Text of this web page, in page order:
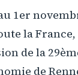
1er
la
de la
de